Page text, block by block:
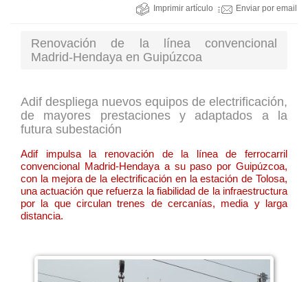
Imprimir artículo Enviar por email
Renovación de la línea convencional
Madrid-Hendaya en Guipúzcoa
Adif despliega nuevos equipos de electrificación,
de mayores prestaciones y adaptados a la
futura subestación
Adif impulsa la renovación de la línea de ferrocarril
convencional Madrid-Hendaya a su paso por Guipúzcoa,
con la mejora de la electrificación en la estación de Tolosa,
una actuación que refuerza la fiabilidad de la infraestructura
por la que circulan trenes de cercanías, media y larga
distancia.